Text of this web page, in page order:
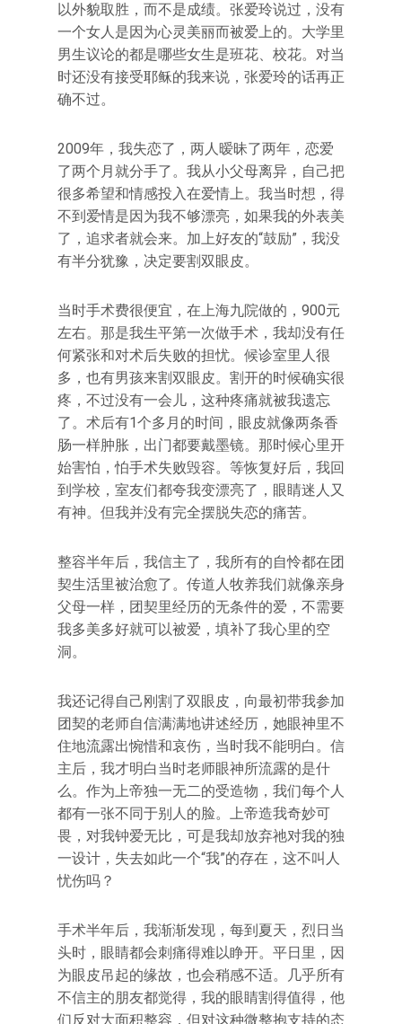
以外貌取胜，而不是成绩。张爱玲说过，没有
一个女人是因为心灵美丽而被爱上的。大学里
男生议论的都是哪些女生是班花、校花。对当
时还没有接受耶稣的我来说，张爱玲的话再正
确不过。
2009年，我失恋了，两人暧昧了两年，恋爱
了两个月就分手了。我从小父母离异，自己把
很多希望和情感投入在爱情上。我当时想，得
不到爱情是因为我不够漂亮，如果我的外表美
了，追求者就会来。加上好友的“鼓励”，我没
有半分犹豫，决定要割双眼皮。
当时手术费很便宜，在上海九院做的，900元
左右。那是我生平第一次做手术，我却没有任
何紧张和对术后失败的担忧。候诊室里人很
多，也有男孩来割双眼皮。割开的时候确实很
疼，不过没有一会儿，这种疼痛就被我遗忘
了。术后有1个多月的时间，眼皮就像两条香
肠一样肿胀，出门都要戴墨镜。那时候心里开
始害怕，怕手术失败毁容。等恢复好后，我回
到学校，室友们都夸我变漂亮了，眼睛迷人又
有神。但我并没有完全摆脱失恋的痛苦。
整容半年后，我信主了，我所有的自怜都在团
契生活里被治愈了。传道人牧养我们就像亲身
父母一样，团契里经历的无条件的爱，不需要
我多美多好就可以被爱，填补了我心里的空
洞。
我还记得自己刚割了双眼皮，向最初带我参加
团契的老师自信满满地讲述经历，她眼神里不
住地流露出惋惜和哀伤，当时我不能明白。信
主后，我才明白当时老师眼神所流露的是什
么。作为上帝独一无二的受造物，我们每个人
都有一张不同于别人的脸。上帝造我奇妙可
畏，对我钟爱无比，可是我却放弃祂对我的独
一设计，失去如此一个“我”的存在，这不叫人
忧伤吗？
手术半年后，我渐渐发现，每到夏天，烈日当
头时，眼睛都会刺痛得难以睁开。平日里，因
为眼皮吊起的缘故，也会稍感不适。几乎所有
不信主的朋友都觉得，我的眼睛割得值得，他
们反对大面积整容，但对这种微整抱支持的态